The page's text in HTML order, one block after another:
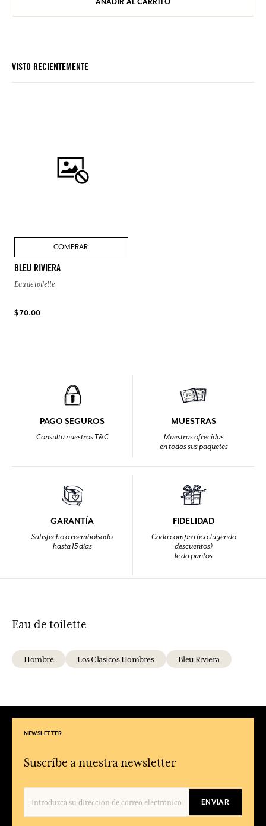
VISTO RECIENTEMENTE
COMPRAR
BLEU RIVIERA
Eau de toilette
$ 70.00
PAGO SEGUROS
Consulta nuestros T&C
MUESTRAS
Muestras ofrecidas
en todos sus paquetes
GARANTÍA
Satisfecho o reembolsado
hasta 15 días
FIDELIDAD
Cada compra (excluyendo
descuentos)
le da puntos
Eau de toilette
Hombre Los Clasicos Hombres Bleu Riviera
NEWSLETTER
Suscríbe a nuestra newsletter
ENVIAR